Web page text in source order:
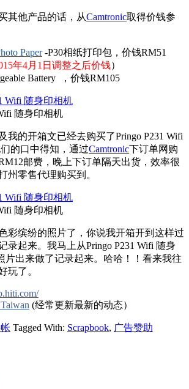
其他产品的话，从Camtronic取得价钱参
Paper-P30相纸打印包，价钱RM51
年4月1日调整之后价钱）
Battery ，价钱RM105
随身印相机
我的开箱文已经去购买了Pringo P231 Wifi
的口中得知，通过Camtronic下订单网购
邮费，晚上下订单隔天出货，效率很
州零售代理购买到。
随身印相机
彩缤纷的照片了，你说我开箱开到这样过
录起来。我马上从Pringo P231 Wifi 随身
片出来做了记录起来。哈哈！！看来我往
玩了。
(经常更新最新的动态）
Tagged With: Scrapbook, 广告赞助